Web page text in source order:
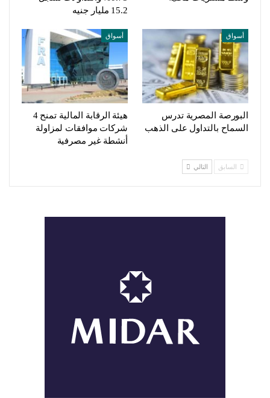
15.2 مليار جنيه
أسواق
البورصة المصرية تدرس
السماح بالتداول على الذهب
أسواق
هيئة الرقابة المالية تمنح 4
شركات موافقات لمزاولة
أنشطة غير مصرفية
السابق التالي